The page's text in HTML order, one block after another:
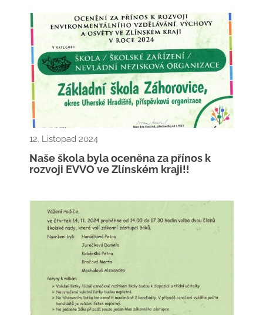
12. Listopad 2024
Naše škola byla oceněna za přínos k
rozvoji EVVO ve Zlínském kraji!!